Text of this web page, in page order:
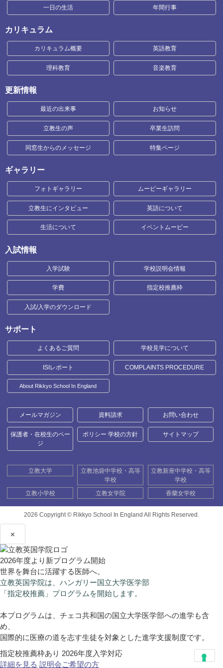
一日の生活 年間行事
カリキュラム
カリキュラム概要 英語教育
理科教育 音楽教育
更新情報
最近の出来事 お知らせ
立教生の声 卒業生訪問
同窓生からのメッセージ 特集ページ
ギャラリー
フォトギャラリー ムービーギャラリー
立教生にインタビュー 英語について
生活について イベントムービー
入試情報
入学試験 学校説明会情報
学費 指定校推薦枠
入試/入学のダウンロード
サポート
よくあるご質問 学校見学について
ISIレポート COMPLAINTS PROCEDURE
About Rikkyo School In England
メールマガジン 資料請求 お問い合わせ
保護者・在校生のペー
ジ
ポリシー 学校の方針 サイトマップ
立教大学
立教池袋中学校・高等
学校
立教新座中学校・高等
学校
立教小学校
立教女学院 香蘭女学校
2026 Copyright © Rikkyo School In England All Rights Reserved.
×
2026年度より新プログラム開始
世界を舞台に活躍する医師へ。
立教英国学院は、ハンガリー国立大学医学部
「指定校推薦」プログラムを開始します。
本プログラムは、チェコ共和国の国立大学医学部への進学も含
め、
国際的に医療の道を志す生徒を対象とした進学支援制度です。
指定校推薦枠あり 2026年度入学対応
詳細を見る 説明会ご希望の方